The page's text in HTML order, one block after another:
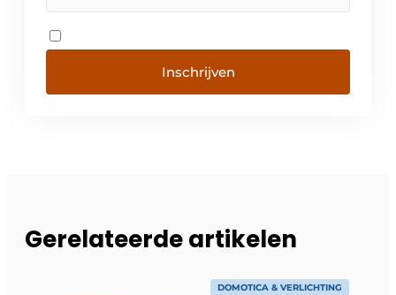
Inschrijven
Gerelateerde artikelen
DOMOTICA & VERLICHTING